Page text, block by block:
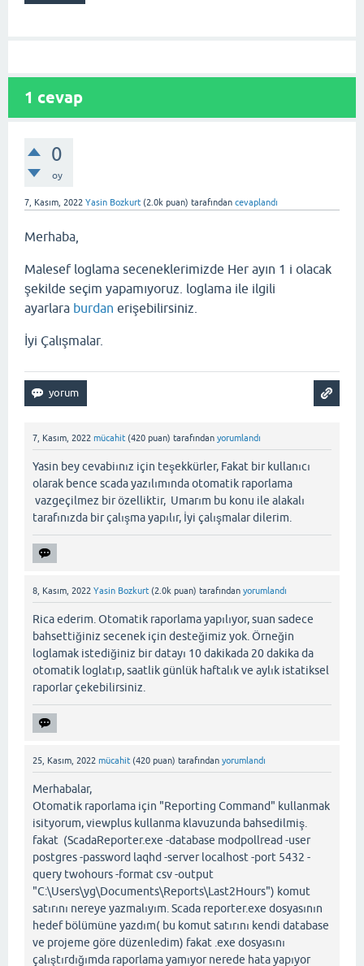
1 cevap
0
oy
7, Kasım, 2022 Yasin Bozkurt (2.0k puan) tarafından cevaplandı
Merhaba,
Malesef loglama seceneklerimizde Her ayın 1 i olacak
şekilde seçim yapamıyoruz. loglama ile ilgili
ayarlara burdan erişebilirsiniz.
İyi Çalışmalar.
7, Kasım, 2022 mücahit (420 puan) tarafından yorumlandı
Yasin bey cevabiınız için teşekkürler, Fakat bir kullanıcı
olarak bence scada yazılımında otomatik raporlama
vazgeçilmez bir özelliktir, Umarım bu konu ile alakalı
tarafınızda bir çalışma yapılır, İyi çalışmalar dilerim.
8, Kasım, 2022 Yasin Bozkurt (2.0k puan) tarafından yorumlandı
Rica ederim. Otomatik raporlama yapılıyor, suan sadece
bahsettiğiniz secenek için desteğimiz yok. Örneğin
loglamak istediğiniz bir datayı 10 dakikada 20 dakika da
otomatik loglatıp, saatlik günlük haftalık ve aylık istatiksel
raporlar çekebilirsiniz.
25, Kasım, 2022 mücahit (420 puan) tarafından yorumlandı
Merhabalar,
Otomatik raporlama için "Reporting Command" kullanmak
isityorum, viewplus kullanma klavuzunda bahsedilmiş.
fakat (ScadaReporter.exe -database modpollread -user
postgres -password laqhd -server localhost -port 5432 -
query twohours -format csv -output
"C:\Users\yg\Documents\Reports\Last2Hours") komut
satırını nereye yazmalıyım. Scada reporter.exe dosyasının
hedef bölümüne yazdım( bu komut satırını kendi database
ve projeme göre düzenledim) fakat .exe dosyasını
çalıştırdığımda raporlama yamıyor nerede hata yapıyor